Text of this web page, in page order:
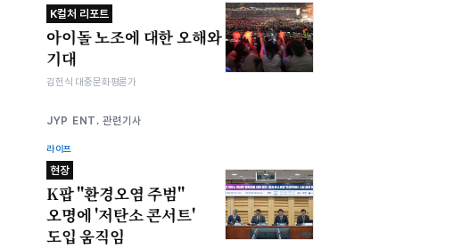
K컬처 리포트
아이돌 노조에 대한 오해와
기대
김헌식 대중문화평론가
JYP ENT. 관련기사
라이프
현장
K팝 "환경오염 주범"
오명에 '저탄소 콘서트'
도입 움직임